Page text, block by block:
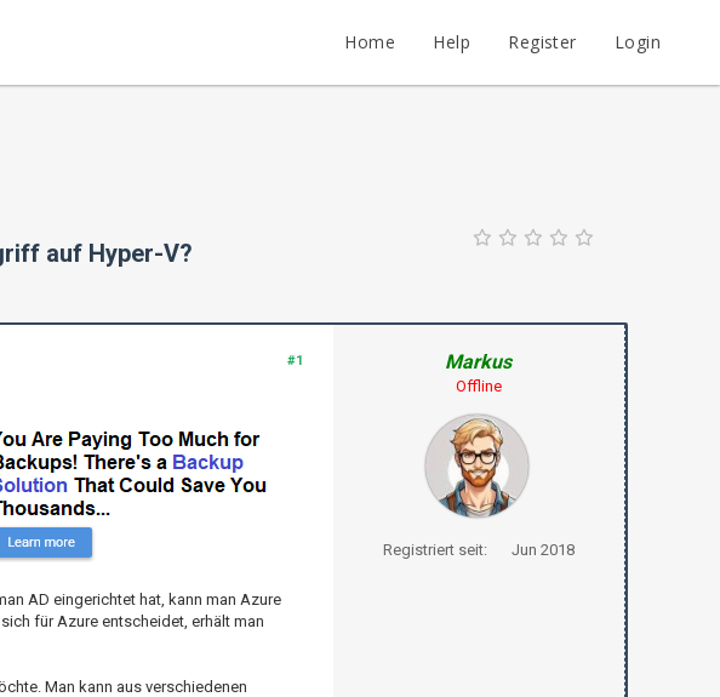
Home Help Register Login
auf Hyper-V?
#1
AD eingerichtet hat, kann man Azure
für Azure entscheidet, erhält man
Man kann aus verschiedenen
Markus
Offline
Registriert seit: Jun 2018